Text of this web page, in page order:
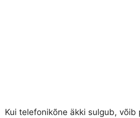
Kui telefonikõne äkki sulgub, võib